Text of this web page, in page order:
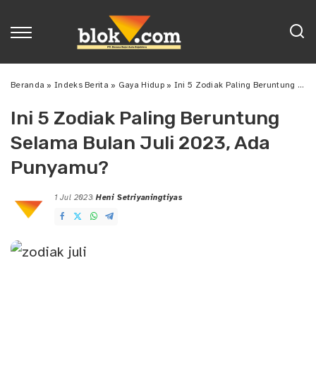
Beranda »Indeks Berita » Gaya Hidup» Ini 5 Zodiak Paling Beruntung Selama Bulan Juli 2023, Ada Punyamu?
Ini 5 Zodiak Paling Beruntung
Selama Bulan Juli 2023, Ada
Punyamu?
1 Jul 2023
Posted
by
Heni Setriyaningtiyas